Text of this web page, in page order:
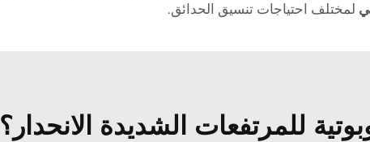
لمختلف احتياجات تنسيق الحدائق.
للمرتفعات الشديدة الانحدار؟